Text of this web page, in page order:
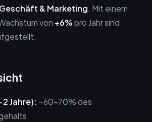
Geschäft & Marketing. Mit einem
von +6%pro Jahr sind
Jahre): ~60-70% des